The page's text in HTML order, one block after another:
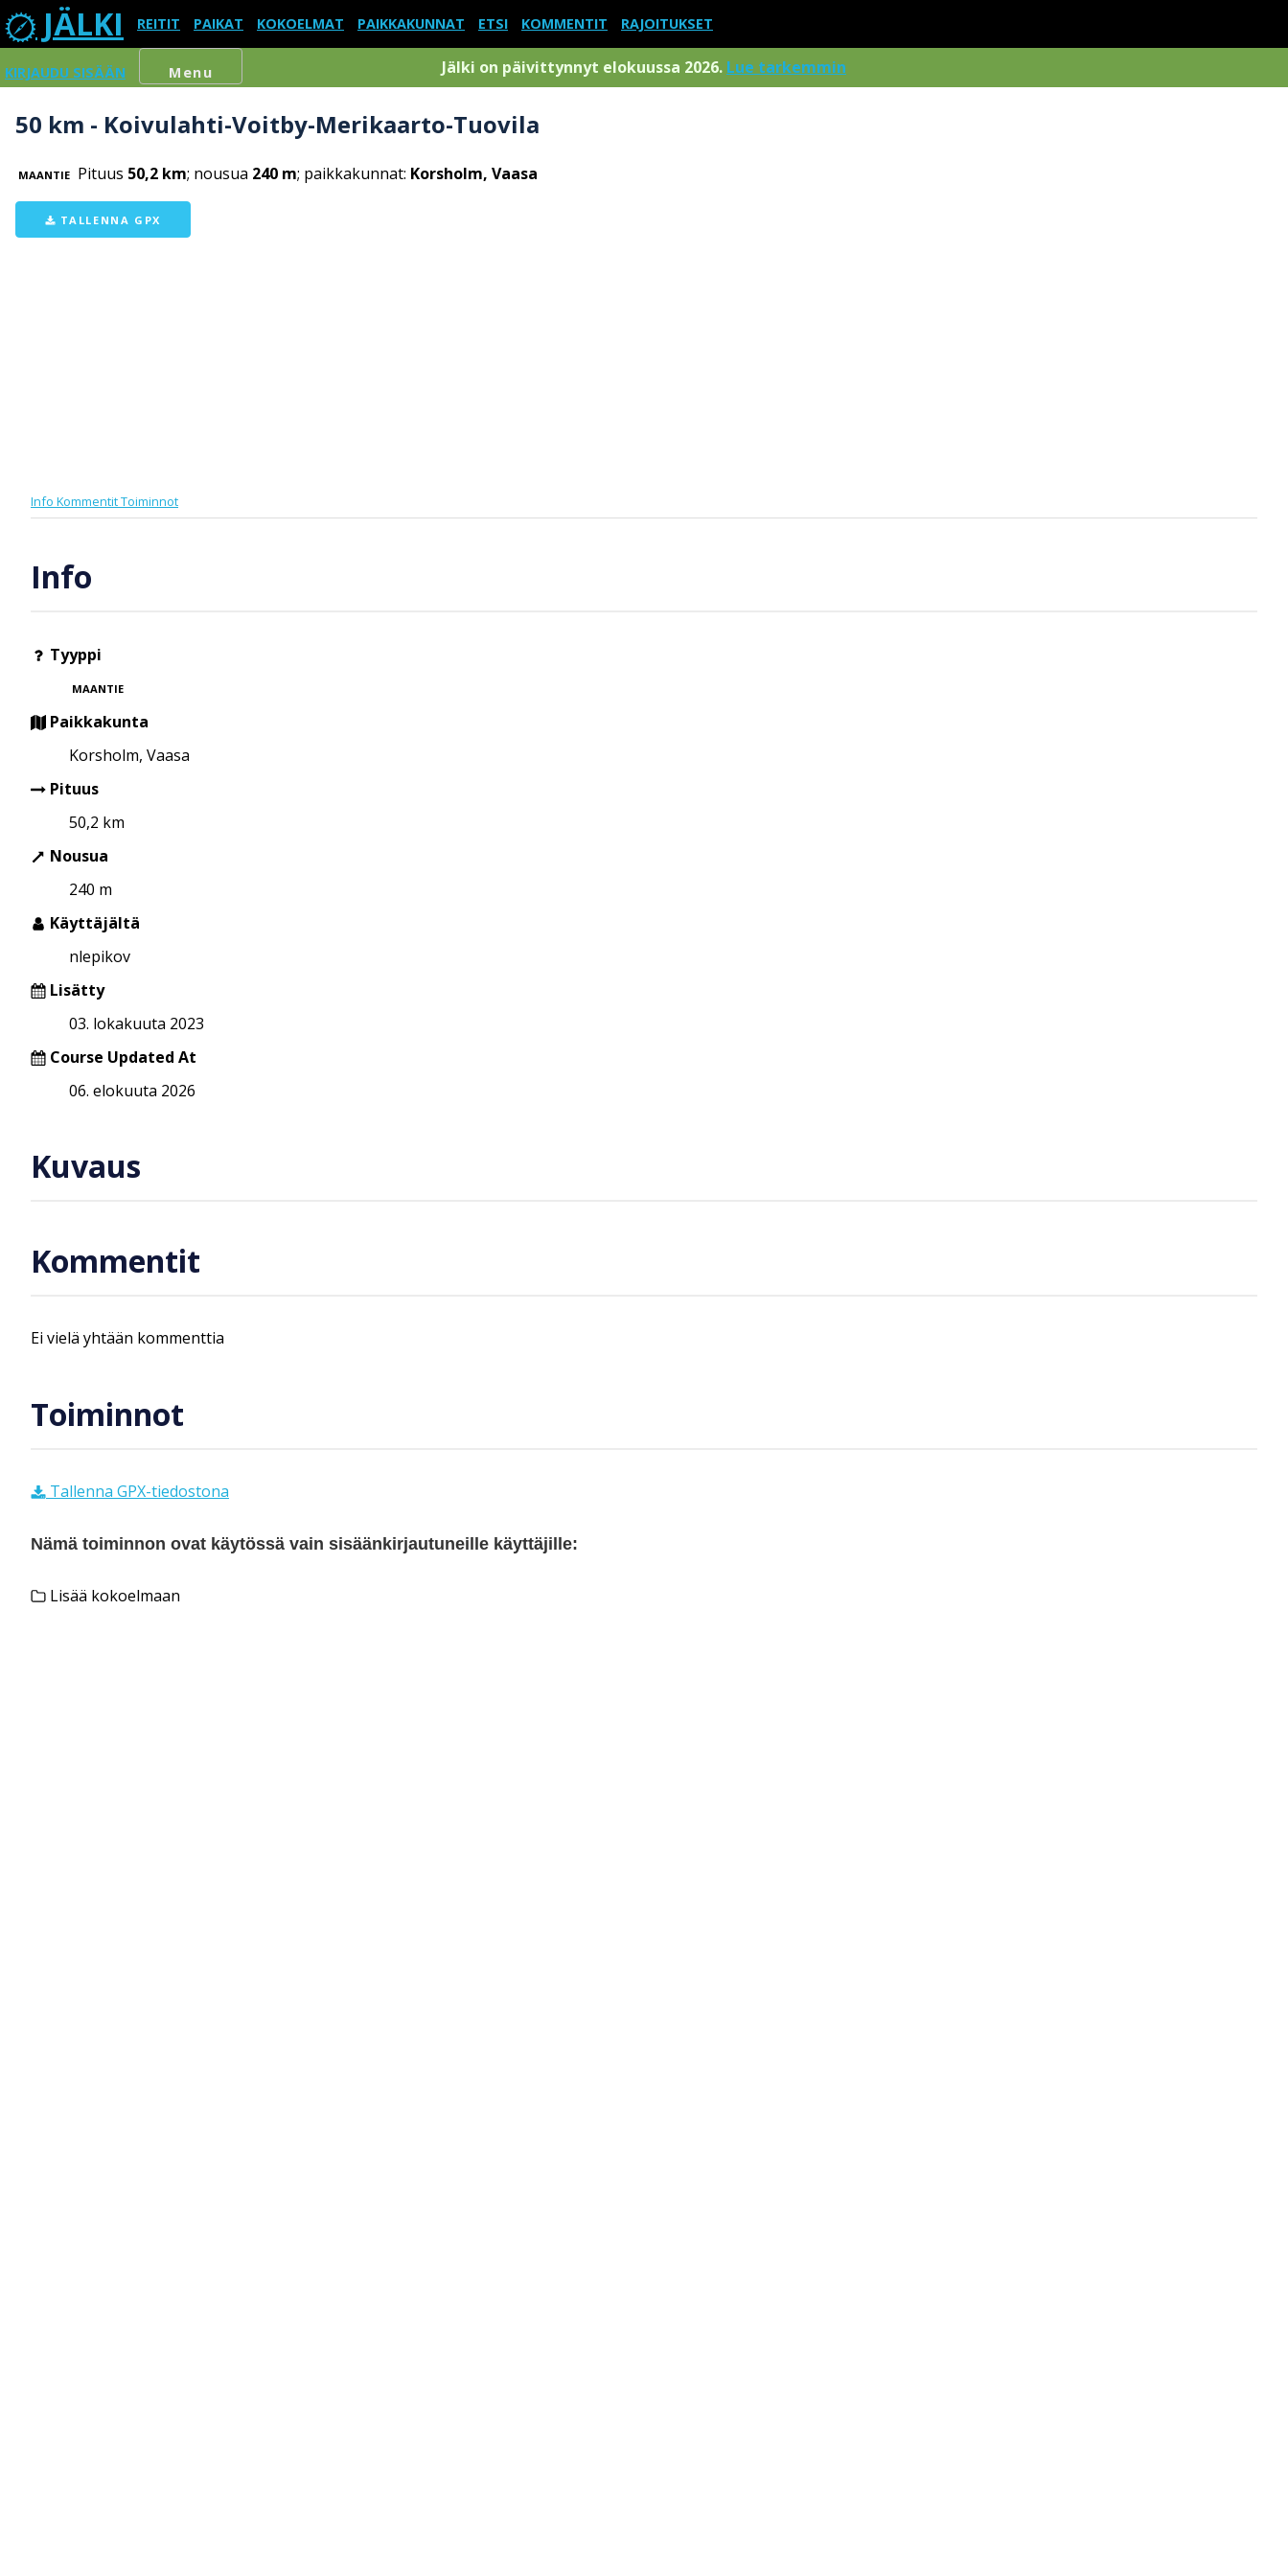
JÄLKI REITIT PAIKAT KOKOELMAT PAIKKAKUNNAT ETSI KOMMENTIT RAJOITUKSET
KIRJAUDU SISÄÄN Menu Jälki on päivittynnyt elokuussa 2026. Lue tarkemmin
50 km - Koivulahti-Voitby-Merikaarto-Tuovila
MAANTIE Pituus 50,2 km; nousua 240 m; paikkakunnat: Korsholm, Vaasa
TALLENNA GPX
Info KommentitToiminnot
Info
Tyyppi
MAANTIE
Paikkakunta
Korsholm, Vaasa
Pituus
50,2 km
Nousua
240 m
Käyttäjältä
nlepikov
Lisätty
03. lokakuuta 2023
Course Updated At
06. elokuuta 2026
Kuvaus
Kommentit
Ei vielä yhtään kommenttia
Toiminnot
Tallenna GPX-tiedostona
Nämä toiminnon ovat käytössä vain sisäänkirjautuneille käyttäjille:
Lisää kokoelmaan